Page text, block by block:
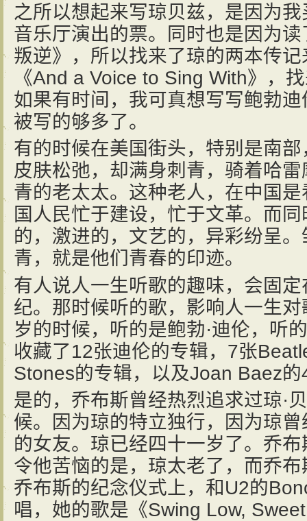
之所以想起来写琼贝兹，是因为
音乐厅演出的票。同时也是因为
叛逆》，所以找来了琼的两本传
《And a Voice to Sing With》，
如果有时间，我可真想写写鲍勃
被写的够多了。
有的时候在美国街头，特别是南
皮肤松弛，却满身刺青，骑着哈
青的老太太。这种老人，在中国
国人民忙于建设，忙于文革。而
的，激进的，文艺的，异彩纷呈
青，就是他们青春的印迹。
有人说人一生听歌的趣味，会固
纪。那时候听的歌，影响人一生
岁的时候，听的是鲍勃·迪伦，听
收藏了12张迪伦的专辑，7张
Stones的专辑，以及Joan Baez的
是的，乔布斯曾经热烈追求过琼·
候。因为琼的特立独行，因为琼
的女友。琼已经四十一岁了。乔
令他苦恼的是，琼太老了，而乔
乔布斯的纪念仪式上，和U2的
唱，她的歌是《Swing Low,